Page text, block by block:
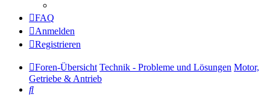
FAQ
Anmelden
Registrieren
Foren-Übersicht Technik - Probleme und Lösungen Motor,
Getriebe & Antrieb
Suche